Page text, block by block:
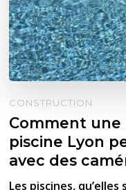
CONSTRUCTION
Comment
piscine Lyon
avec des
Les piscines,